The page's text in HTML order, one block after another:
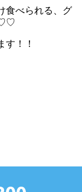
食べられる、グ
す！！